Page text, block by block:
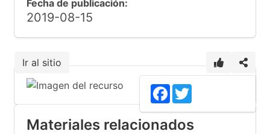
Fecha de publicación:
2019-08-15
Ir al sitio
Facebook
Materiales relacionados